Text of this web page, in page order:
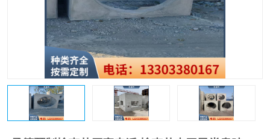
波纹管